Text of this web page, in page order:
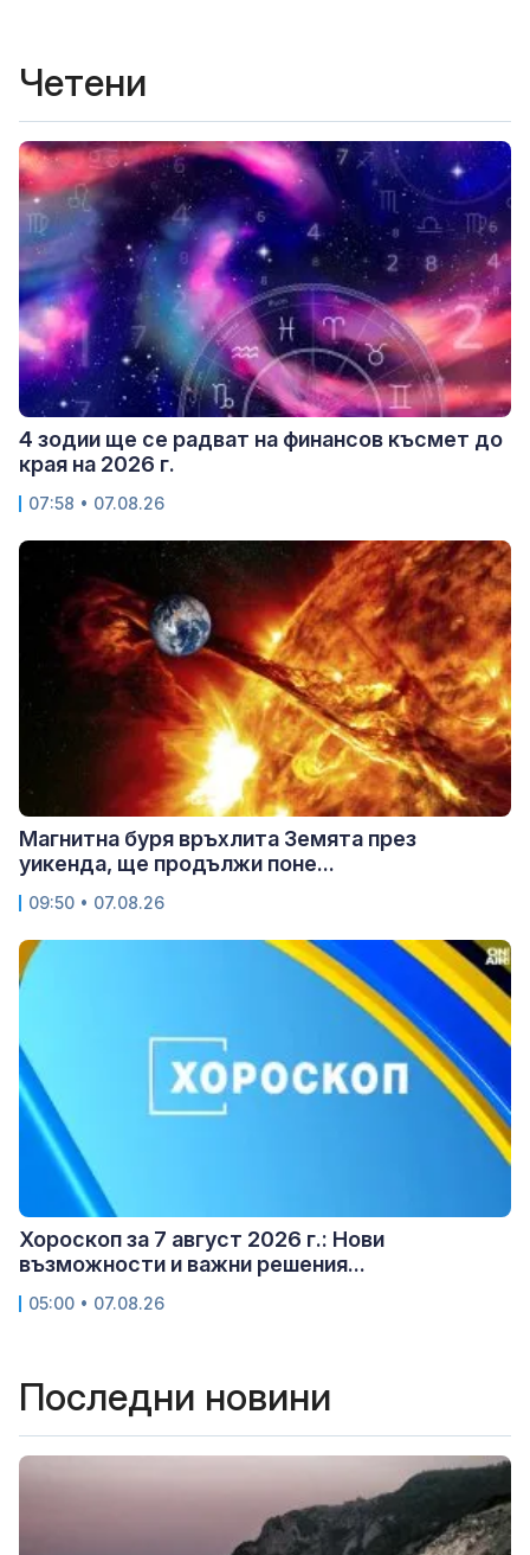
Четени
4 зодии ще се радват на финансов късмет до
края на 2026 г.
07:58 • 07.08.26
Магнитна буря връхлита Земята през
уикенда, ще продължи поне...
09:50 • 07.08.26
Хороскоп за 7 август 2026 г.: Нови
възможности и важни решения...
05:00 • 07.08.26
Последни новини